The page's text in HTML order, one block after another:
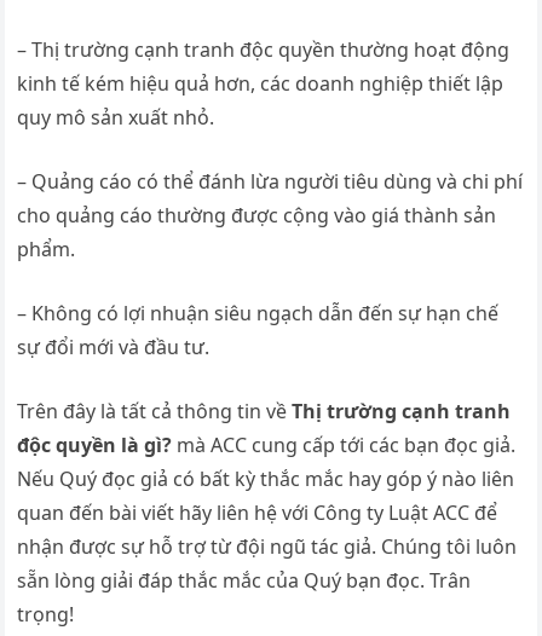
– Thị trường cạnh tranh độc quyền thường hoạt động
kinh tế kém hiệu quả hơn, các doanh nghiệp thiết lập
quy mô sản xuất nhỏ.
– Quảng cáo có thể đánh lừa người tiêu dùng và chi phí
cho quảng cáo thường được cộng vào giá thành sản
phẩm.
– Không có lợi nhuận siêu ngạch dẫn đến sự hạn chế
sự đổi mới và đầu tư.
Trên đây là tất cả thông tin vềThị trường cạnh tranh
độc quyền là gì? mà ACC cung cấp tới các bạn đọc giả.
Nếu Quý đọc giả có bất kỳ thắc mắc hay góp ý nào liên
quan đến bài viết hãy liên hệ với Công ty Luật ACC để
nhận được sự hỗ trợ từ đội ngũ tác giả. Chúng tôi luôn
sẵn lòng giải đáp thắc mắc của Quý bạn đọc. Trân
trọng!